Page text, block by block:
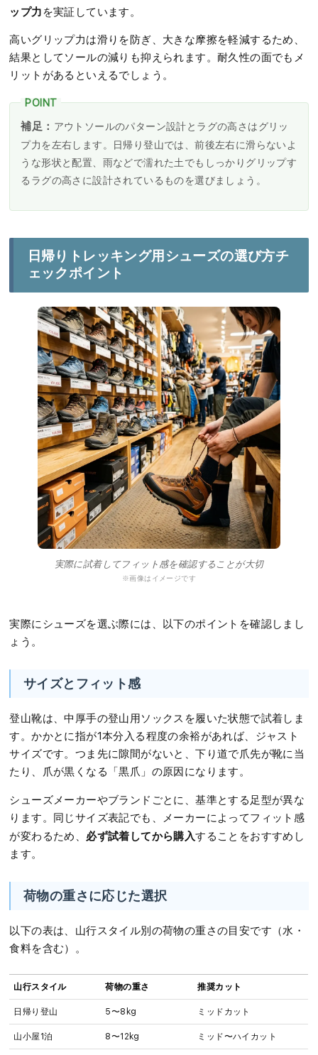
ップ力 を実証しています。
高いグリップ力は滑りを防ぎ、大きな摩擦を軽減するため、
結果としてソールの減りも抑えられます。耐久性の面でもメ
リットがあるといえるでしょう。
補足： アウトソールのパターン設計とラグの高さはグリッ
プ力を左右します。日帰り登山では、前後左右に滑らないよ
うな形状と配置、雨などで濡れた土でもしっかりグリップす
るラグの高さに設計されているものを選びましょう。
日帰りトレッキング用シューズの選び方チ
ェックポイント
実際に試着してフィット感を確認することが大切
※画像はイメージです
実際にシューズを選ぶ際には、以下のポイントを確認しまし
ょう。
サイズとフィット感
登山靴は、中厚手の登山用ソックスを履いた状態で試着しま
す。かかとに指が1本分入る程度の余裕があれば、ジャスト
サイズです。つま先に隙間がないと、下り道で爪先が靴に当
たり、爪が黒くなる「黒爪」の原因になります。
シューズメーカーやブランドごとに、基準とする足型が異な
ります。同じサイズ表記でも、メーカーによってフィット感
が変わるため、 必ず試着してから購入することをおすすめし
ます。
荷物の重さに応じた選択
以下の表は、山行スタイル別の荷物の重さの目安です（水・
食料を含む）。
山行スタイル 荷物の重さ 推奨カット
日帰り登山 5〜8kg ミッドカット
山小屋1泊 8〜12kg ミッド〜ハイカット